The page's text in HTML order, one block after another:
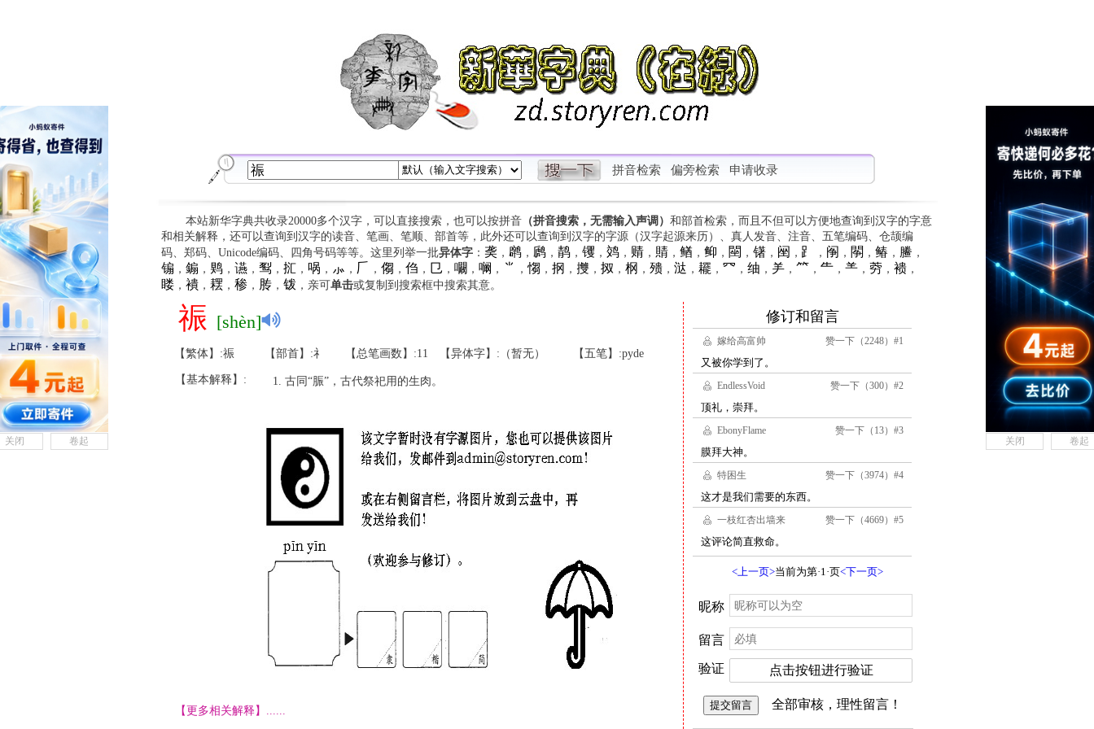
拼音检索 偏旁检索 申请收录
本站新华字典共收录20000多个汉字，可以直接搜索，也可以按拼音（拼音搜索，无需输入声调） 和部首检索，而且不但可以方便地查询到汉字的字意
和相关解释，还可以查询到汉字的读音、笔画、笔顺、部首等，此外还可以查询到汉字的字源（汉字起源来历）、真人发音、注音、五笔编码、仓颉编
码、郑码、Unicode编码、四角号码等等。这里列举一批异体字： 䶮 ， 䴙， 䴘， 䴖， 䦆， 䴔， 䞍， 䝼， 䲡 ， 䲟 ， 䦟 ， 䦃， 䦷 ， ⻊ ， 䦶 ， 䦛 ， 䲠 ， 䲢 ，
䦂 ， 䥇 ， 䴗， 䜩， 䴕， 㧟 ， 㖞 ， ⺗ ， 𠂆 ， 㑳 ， 㑇 ， 㔾 ， 㘚 ， 㘎 ， ⺌ ， 㥮 ， 㧏 ， 㩳， 㧐 ， 㭎 ， 㱮， 㳠 ， 䎱 ， ⺳ ， 䌷 ， ⺶， ⺮ ， ⺧， ⺷， 䓖， 䙌，
䁖， 䙡， 䎬 ， 䅟， 䏝， 䥽，亲可单击或复制到搜索框中搜索其意。
祳 [shèn]
【繁体】:祳 【部首】:礻 【总笔画数】:11 【异体字】:（暂无） 【五笔】:pyde
【基本解释】: 古同“脤”，古代祭祀用的生肉。
【更多相关解释】......
关闭 卷起 关闭 卷起